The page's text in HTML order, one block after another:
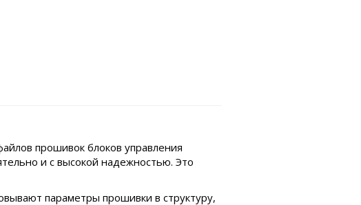
прошивок блоков управления
и с высокой надежностью. Это
параметры прошивки в структуру,